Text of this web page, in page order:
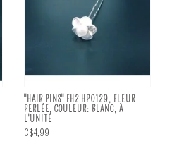
"HAIR PINS" FH2 HP0129, FLEUR
PERLÉE, COULEUR: BLANC, À
L'UNITÉ
C$4,99